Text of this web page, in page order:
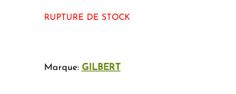
RUPTURE DE STOCK
Marque: GILBERT